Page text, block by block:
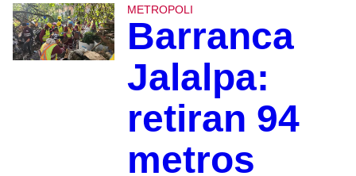
METROPOLI
Barranca
Jalalpa:
retiran 94
metros